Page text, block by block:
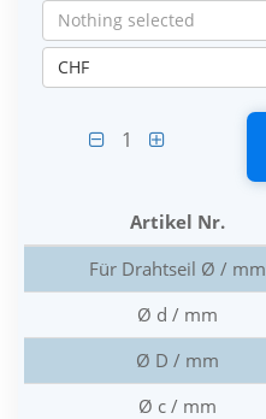
Nothing selected
CHF
1
Artikel Nr.
Für Drahtseil Ø / mm
Ø d / mm
Ø D / mm
Ø c / mm